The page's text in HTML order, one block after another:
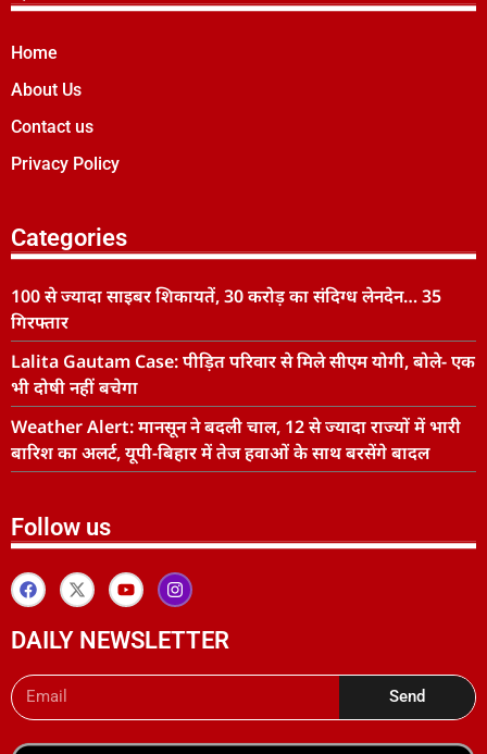
Home
About Us
Contact us
Privacy Policy
Categories
100 से ज्यादा साइबर शिकायतें, 30 करोड़ का संदिग्ध लेनदेन… 35
गिरफ्तार
Lalita Gautam Case: पीड़ित परिवार से मिले सीएम योगी, बोले- एक
भी दोषी नहीं बचेगा
Weather Alert: मानसून ने बदली चाल, 12 से ज्यादा राज्यों में भारी
बारिश का अलर्ट, यूपी-बिहार में तेज हवाओं के साथ बरसेंगे बादल
Follow us
DAILY NEWSLETTER
Send